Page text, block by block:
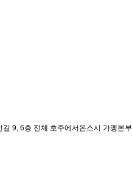
9, 6층 전체 호주에서온스시 가맹본부